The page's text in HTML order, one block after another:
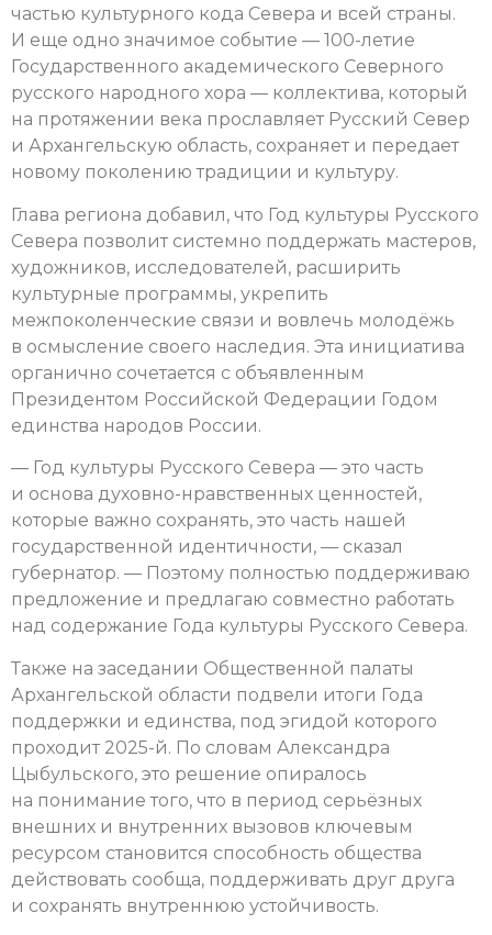
частью культурного кода Севера и всей страны.
И еще одно значимое событие — 100-летие
Государственного академического Северного
русского народного хора — коллектива, который
на протяжении века прославляет Русский Север
и Архангельскую область, сохраняет и передает
новому поколению традиции и культуру.
Глава региона добавил, что Год культуры Русского
Севера позволит системно поддержать мастеров,
художников, исследователей, расширить
культурные программы, укрепить
межпоколенческие связи и вовлечь молодёжь
в осмысление своего наследия. Эта инициатива
органично сочетается с объявленным
Президентом Российской Федерации Годом
единства народов России.
— Год культуры Русского Севера — это часть
и основа духовно-нравственных ценностей,
которые важно сохранять, это часть нашей
государственной идентичности, — сказал
губернатор. — Поэтому полностью поддерживаю
предложение и предлагаю совместно работать
над содержание Года культуры Русского Севера.
Также на заседании Общественной палаты
Архангельской области подвели итоги Года
поддержки и единства, под эгидой которого
проходит 2025-й. По словам Александра
Цыбульского, это решение опиралось
на понимание того, что в период серьёзных
внешних и внутренних вызовов ключевым
ресурсом становится способность общества
действовать сообща, поддерживать друг друга
и сохранять внутреннюю устойчивость.